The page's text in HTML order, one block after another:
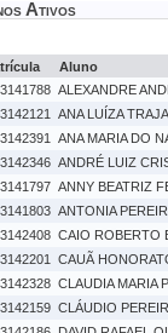
Ativos
Aluno
ALEXANDRE
ANA LUÍZA
ANA MARIA DO
ANDRÉ LUIZ
ANNY BEATRIZ
ANTONIA
CAIO ROBERTO
CAUÃ
CLAUDIA MARIA
CLÁUDIO